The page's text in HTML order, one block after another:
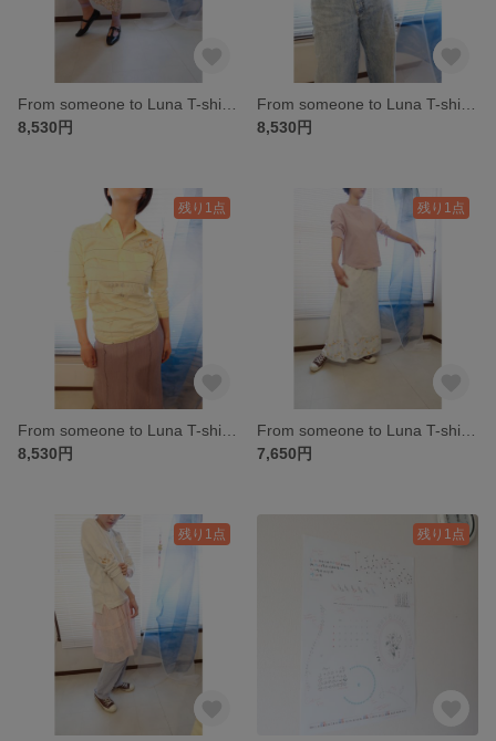
8,530円
8,530円
残り1点
8,530円
残り1点
7,650円
残り1点 残り1点